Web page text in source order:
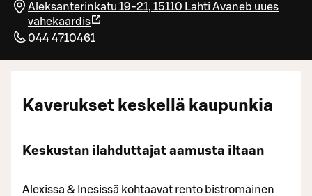
Aleksanterinkatu 19-21, 15110 Lahti Avaneb uues
vahekaardis
044 4710461
Kaverukset keskellä kaupunkia
Keskustan ilahduttajat aamusta iltaan
Alexissa & Inesissä kohtaavat rento bistromainen